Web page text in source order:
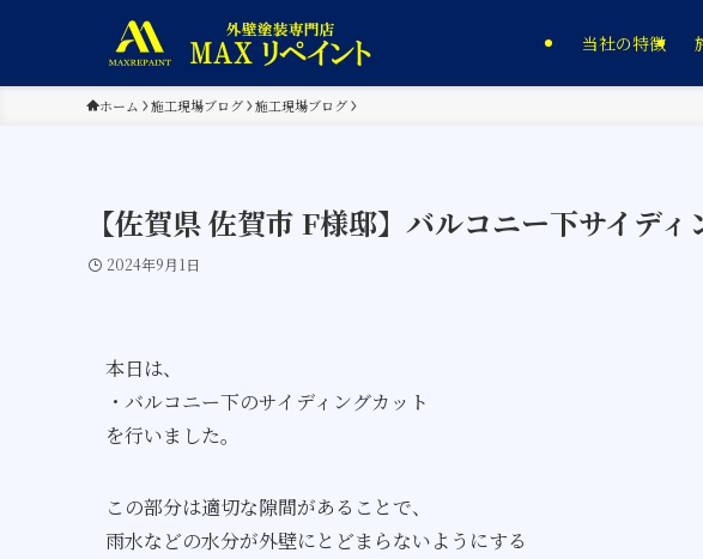
当社の特徴
ホーム 施工現場ブログ 施工現場ブログ
【佐賀県 佐賀市 F様邸】バルコニー下サイディ
2024年9月1日
本日は、
・バルコニー下のサイディングカット
を行いました。
この部分は適切な隙間があることで、
雨水などの水分が外壁にとどまらないようにする